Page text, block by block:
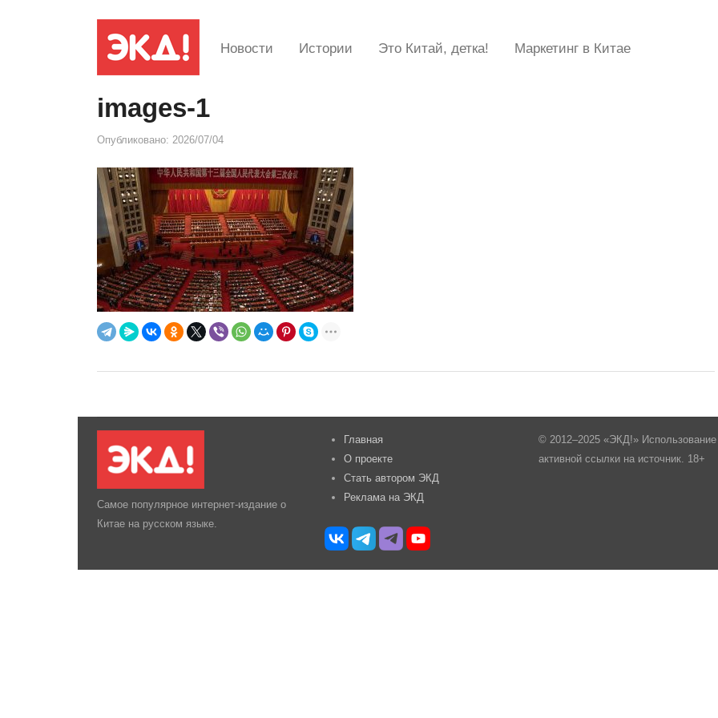
Новости Истории Это Китай, детка! Маркетинг в Китае
images-1
Опубликовано: 2026/07/04
Самое популярное интернет-издание о
Китае на русском языке.
Главная
О проекте
Стать автором ЭКД
Реклама на ЭКД
© 2012–2025 «ЭКД!»
активной ссылки на источник. 18+